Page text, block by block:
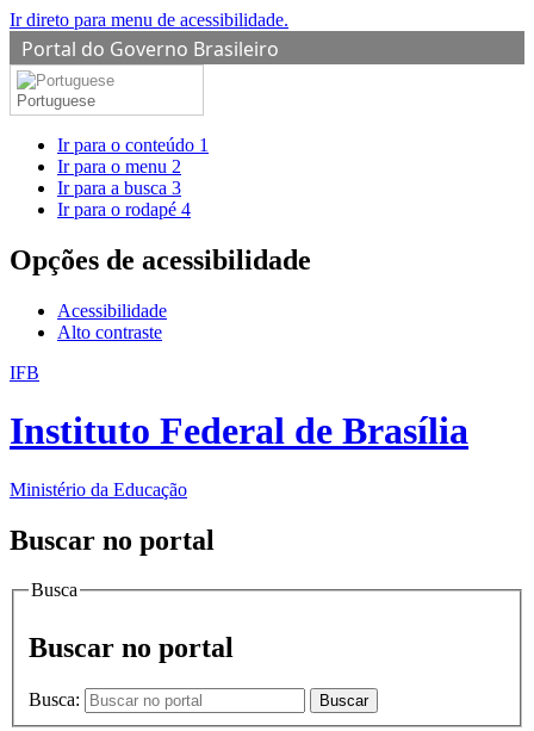
Ir direto para menu de acessibilidade.
Portal do Governo Brasileiro
Portuguese
Ir para o conteúdo 1
Ir para o menu 2
Ir para a busca 3
Ir para o rodapé 4
Opções de acessibilidade
Acessibilidade
Alto contraste
IFB
Instituto Federal de Brasília
Ministério da Educação
Buscar no portal
Busca
Buscar no portal
Busca: Buscar